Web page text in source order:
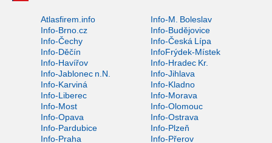
Atlasfirem.info
Info-M. Boleslav
Info-Brno.cz
Info-Budějovice
Info-Čechy
Info-Česká Lípa
Info-Děčín
InfoFrýdek-Místek
Info-Havířov
Info-Hradec Kr.
Info-Jablonec n.N.
Info-Jihlava
Info-Karviná
Info-Kladno
Info-Liberec
Info-Morava
Info-Most
Info-Olomouc
Info-Opava
Info-Ostrava
Info-Pardubice
Info-Plzeň
Info-Praha
Info-Přerov